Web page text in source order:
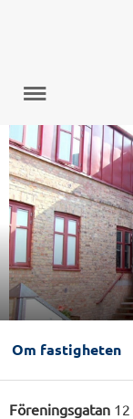
Om fastigheten
Föreningsgatan 12